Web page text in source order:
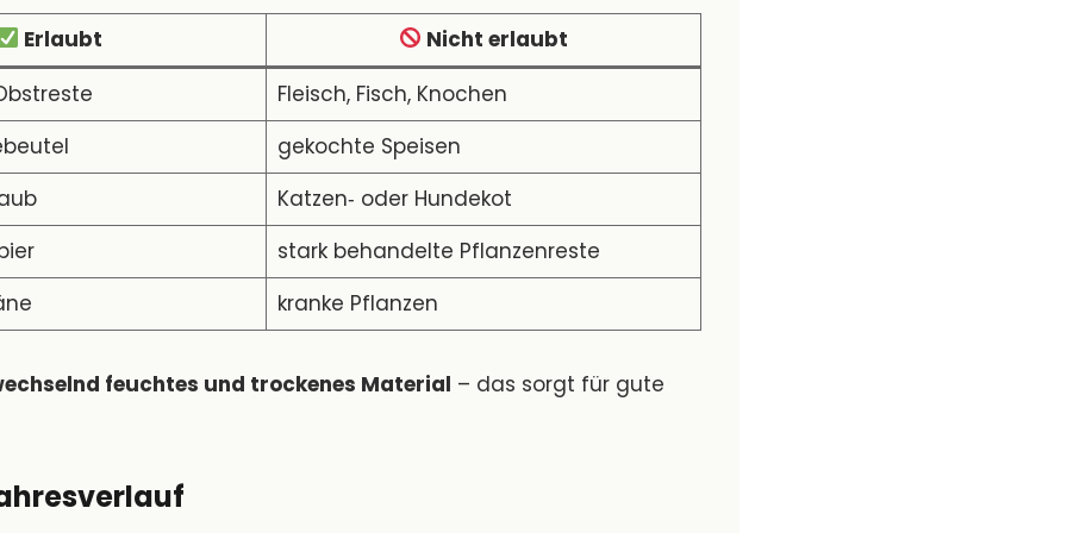
Erlaubt
Nicht erlaubt
Fleisch, Fisch, Knochen
gekochte Speisen
Katzen‑ oder Hundekot
stark behandelte Pflanzenreste
kranke Pflanzen
feuchtes und trockenes Material – das sorgt für gute